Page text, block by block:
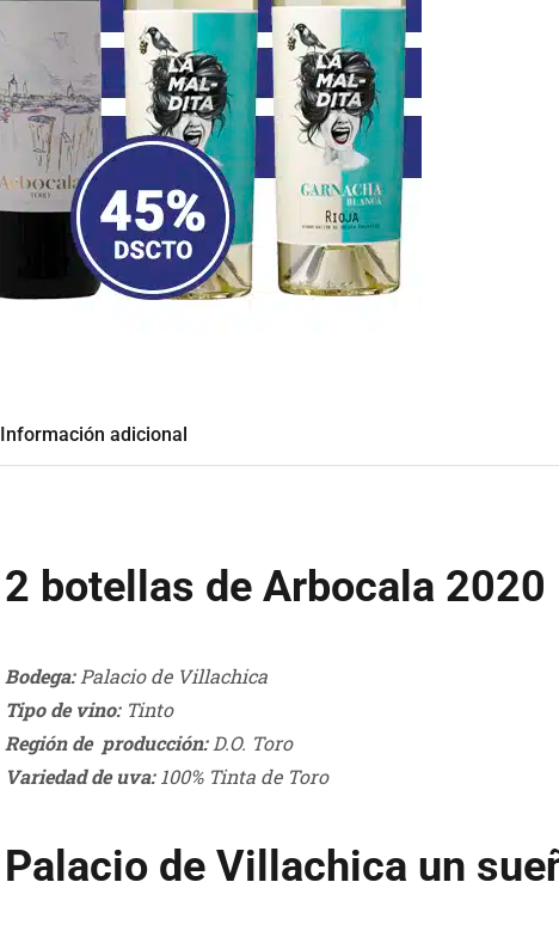
Información adicional
2 botellas de Arbocala 2020
Bodega:Palacio de Villachica
Tipo de vino:Tinto
Región de producción:D.O. Toro
Variedad de uva:100% Tinta de Toro
Palacio de Villachica un